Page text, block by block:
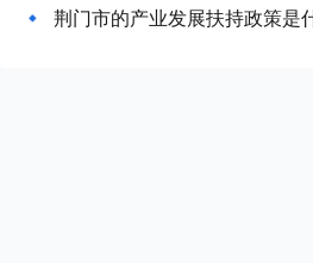
荆门市的产业发展扶持政策是